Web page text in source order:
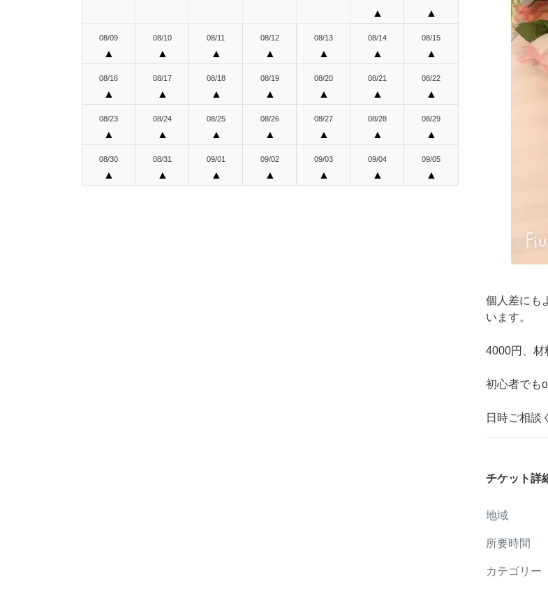
▲ ▲
08/09
▲
08/10
▲
08/11
▲
08/12
▲
08/13
▲
08/14
▲
08/15
▲
08/16
▲
08/17
▲
08/18
▲
08/19
▲
08/20
▲
08/21
▲
08/22
▲
08/23
▲
08/24
▲
08/25
▲
08/26
▲
08/27
▲
08/28
▲
08/29
▲
08/30
▲
08/31
▲
09/01
▲
09/02
▲
09/03
▲
09/04
▲
09/05
▲
個人差にも
います。
4000円、材
初心者でも
日時ご相談
チケット詳
地域
所要時間
カテゴリー